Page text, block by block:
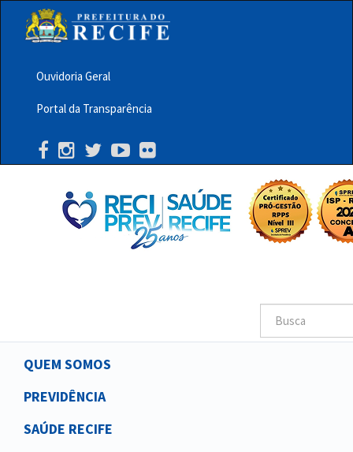
principalMenu
Barra
Topo
PCR
Ouvidoria Geral
Portal da Transparência
Buscar
Main
navigation
QUEM SOMOS
PREVIDÊNCIA
SAÚDE RECIFE